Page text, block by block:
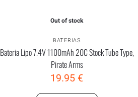
Out of stock
BATERIAS
Bateria Lipo 7.4V 1100mAh 20C Stock Tube Type,
Pirate Arms
19.95 €